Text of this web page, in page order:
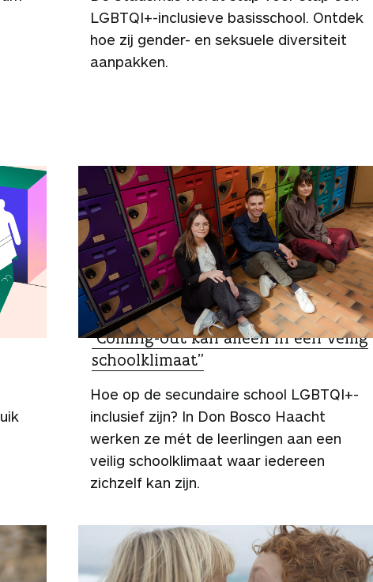
LGBTQI+-inclusieve basisschool. Ontdek
hoe zij gender- en seksuele diversiteit
aanpakken.
ZO DOEN ZIJ HET
“Coming-out kan alleen in een veilig
schoolklimaat”
Hoe op de secundaire school LGBTQI+-
inclusief zijn? In Don Bosco Haacht
werken ze mét de leerlingen aan een
veilig schoolklimaat waar iedereen
zichzelf kan zijn.